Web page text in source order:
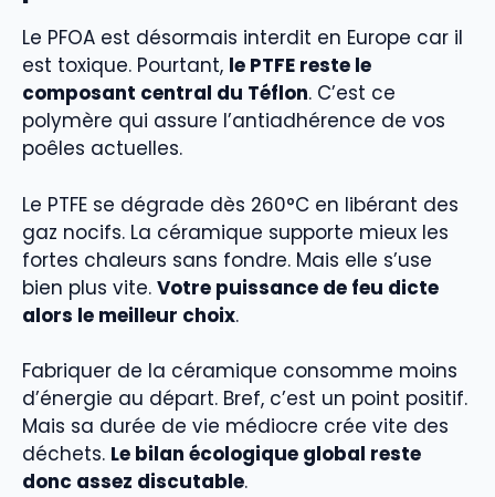
Le PFOA est désormais interdit en Europe car il
est toxique. Pourtant, le PTFE reste le
composant central du Téflon. C’est ce
polymère qui assure l’antiadhérence de vos
poêles actuelles.
Le PTFE se dégrade dès 260°C en libérant des
gaz nocifs. La céramique supporte mieux les
fortes chaleurs sans fondre. Mais elle s’use
bien plus vite. Votre puissance de feu dicte
alors le meilleur choix.
Fabriquer de la céramique consomme moins
d’énergie au départ. Bref, c’est un point positif.
Mais sa durée de vie médiocre crée vite des
déchets. Le bilan écologique global reste
donc assez discutable.